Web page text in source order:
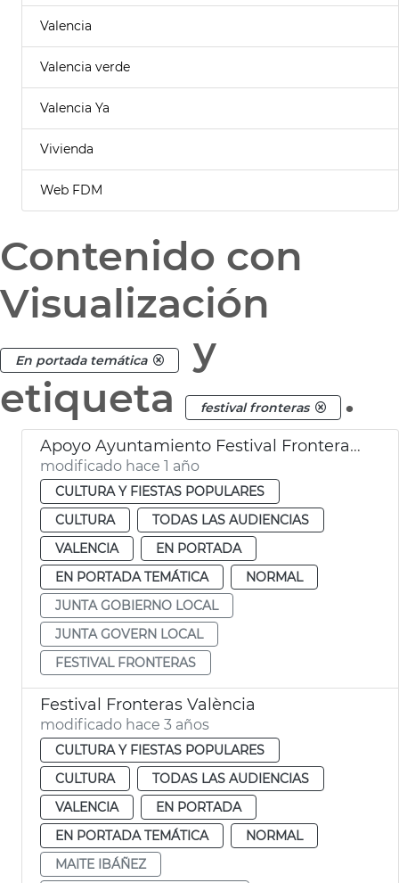
Valencia
Valencia verde
Valencia Ya
Vivienda
Web FDM
Contenido con
Visualización
En portada temática
y
etiqueta
festival fronteras .
Apoyo Ayuntamiento Festival Fronteras 2025
modificado hace 1 año
CULTURA Y FIESTAS POPULARES
CULTURA
TODAS LAS AUDIENCIAS
VALENCIA
EN PORTADA
EN PORTADA TEMÁTICA
NORMAL
JUNTA GOBIERNO LOCAL
JUNTA GOVERN LOCAL
FESTIVAL FRONTERAS
Festival Fronteras València
modificado hace 3 años
CULTURA Y FIESTAS POPULARES
CULTURA
TODAS LAS AUDIENCIAS
VALENCIA
EN PORTADA
EN PORTADA TEMÁTICA
NORMAL
MAITE IBÁÑEZ